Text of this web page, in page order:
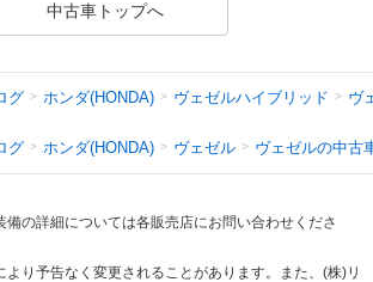
中古車トップへ
グ ホンダ(HONDA) ヴェゼルハイブリッド ヴ
グ ホンダ(HONDA) ヴェゼル ヴェゼルの中古
の詳細については各販売店にお問い合わせくださ
り予告なく変更されることがあります。また、(株)リ